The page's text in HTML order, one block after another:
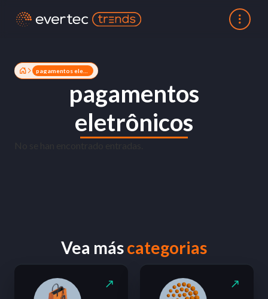
pagamentos
eletrônicos
Vea máscategorias